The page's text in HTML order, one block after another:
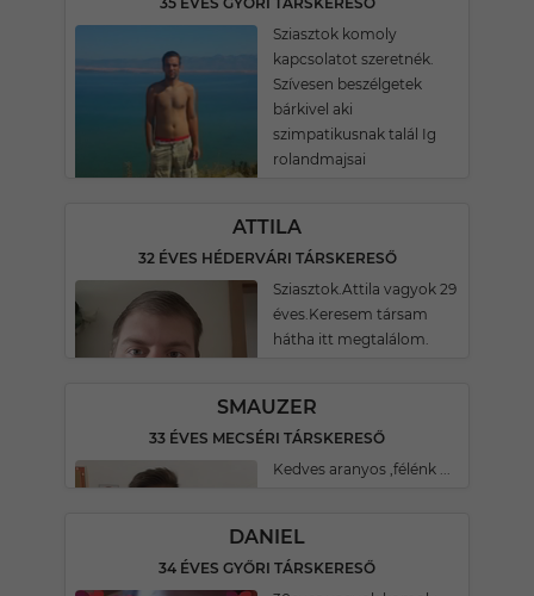
Sziasztok komoly
kapcsolatot szeretnék.
Szívesen beszélgetek
bárkivel aki
szimpatikusnak talál Ig
rolandmajsai
ATTILA
32 ÉVES HÉDERVÁRI TÁRSKERESŐ
Sziasztok.Attila vagyok 29
éves.Keresem társam
hátha itt megtalálom.
SMAUZER
33 ÉVES MECSÉRI TÁRSKERESŐ
Kedves aranyos ,félénk ...
DANIEL
34 ÉVES GYŐRI TÁRSKERESŐ